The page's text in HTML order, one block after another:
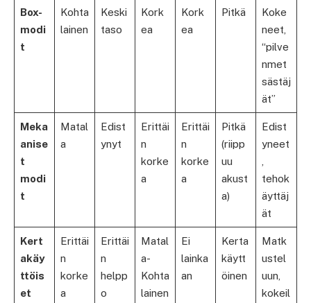
Box-
modi
t
Kohta
lainen
Keski
taso
Kork
ea
Kork
ea
Pitkä
Koke
neet,
“pilve
nmet
sästäj
ät”
Meka
anise
t
modi
t
Matal
a
Edist
ynyt
Erittäi
n
korke
a
Erittäi
n
korke
a
Pitkä
(riipp
uu
akust
a)
Edist
yneet
tehok
äyttäj
ät
Kert
akäy
ttöis
et
Erittäi
n
korke
a
Erittäi
n
helpp
o
Matal
a-
Kohta
lainen
Ei
lainka
an
Kerta
käytt
öinen
Matk
ustel
uun,
kokeil